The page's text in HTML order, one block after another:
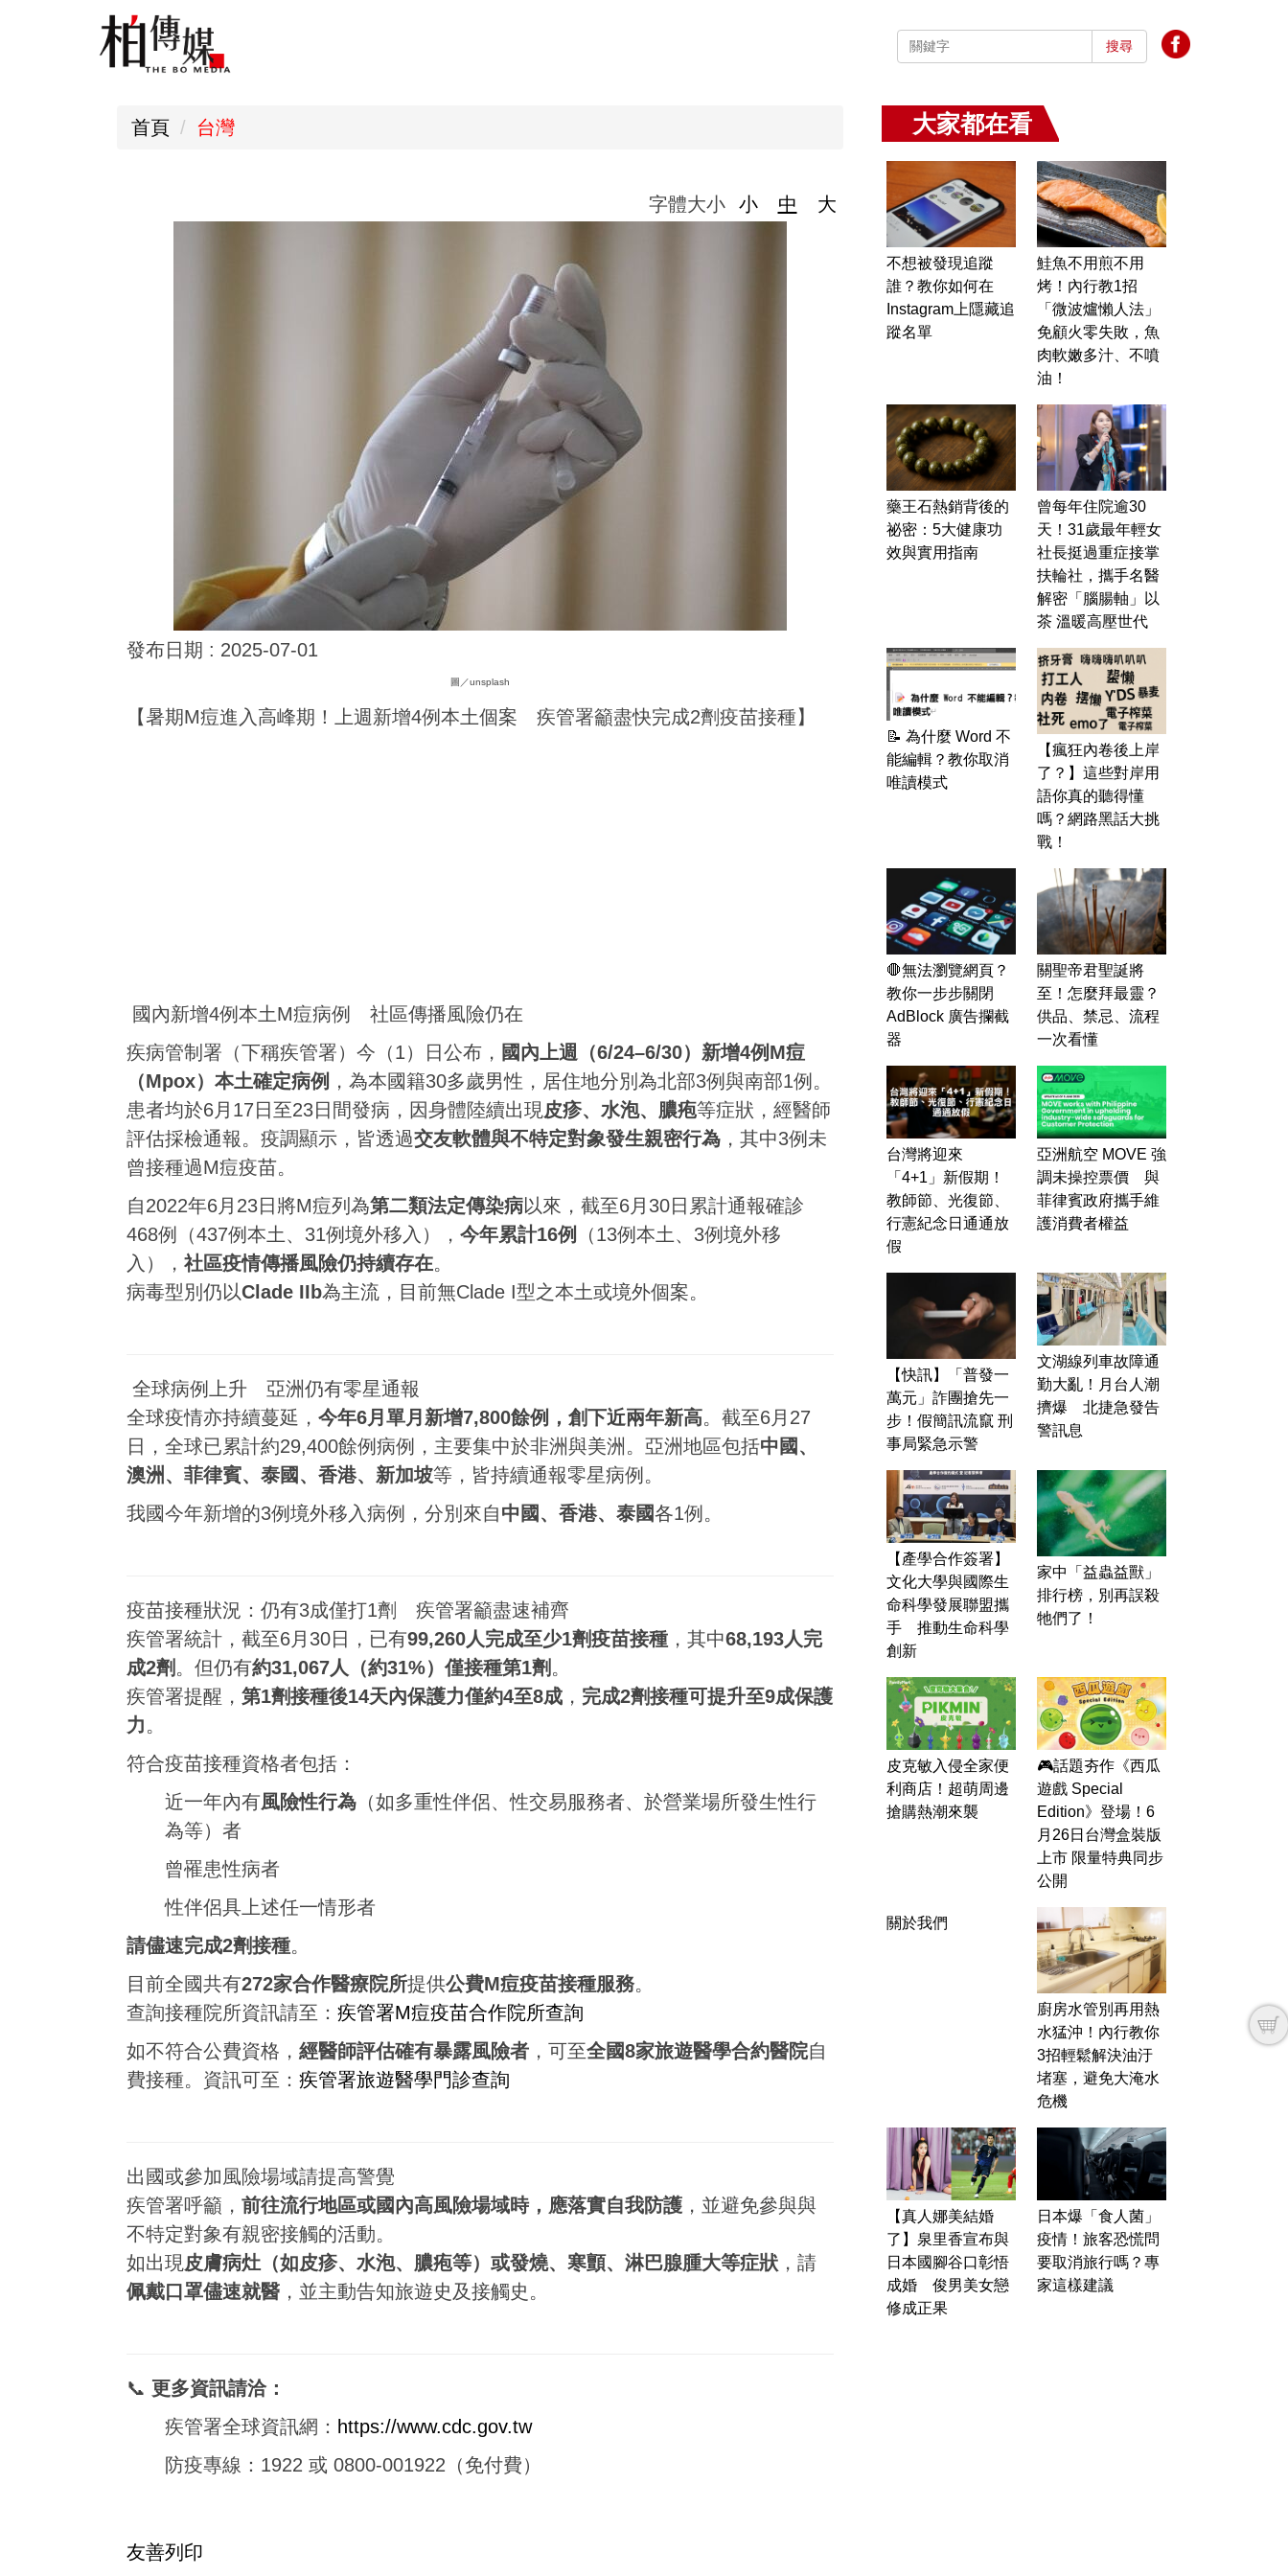
搜尋
首頁 台灣
字體大小 小 中 大
發布日期 : 2025-07-01
圖／unsplash
【暑期M痘進入高峰期！上週新增4例本土個案 疾管署籲盡快完成2劑疫苗接種】
國內新增4例本土M痘病例 社區傳播風險仍在
疾病管制署（下稱疾管署）今（1）日公布， 國內上週（6/24–6/30）新增4例M痘
（Mpox）本土確定病例 ，為本國籍30多歲男性，居住地分別為北部3例與南部1例。
患者均於6月17日至23日間發病，因身體陸續出現皮疹、水泡、膿疱等症狀，經醫師
評估採檢通報。疫調顯示，皆透過交友軟體與不特定對象發生親密行為 ，其中3例未
曾接種過M痘疫苗。
自2022年6月23日將M痘列為第二類法定傳染病以來，截至6月30日累計通報確診
468例（437例本土、31例境外移入）， 今年累計16例
（13例本土、3例境外移
入）， 社區疫情傳播風險仍持續存在。
病毒型別仍以Clade IIb為主流，目前無Clade I型之本土或境外個案。
全球病例上升 亞洲仍有零星通報
全球疫情亦持續蔓延， 今年6月單月新增7,800餘例，創下近兩年新高。截至6月27
日，全球已累計約29,400餘例病例，主要集中於非洲與美洲。亞洲地區包括中國、
澳洲、菲律賓、泰國、香港、新加坡等，皆持續通報零星病例。
我國今年新增的3例境外移入病例，分別來自中國、香港、泰國各1例。
疫苗接種狀況：仍有3成僅打1劑 疾管署籲盡速補齊
疾管署統計，截至6月30日，已有99,260人完成至少1劑疫苗接種 ，其中68,193人完
成2劑 。但仍有約31,067人（約31%）僅接種第1劑 。
疾管署提醒， 第1劑接種後14天內保護力僅約4至8成 ， 完成2劑接種可提升至9成保護
力。
符合疫苗接種資格者包括：
近一年內有風險性行為 （如多重性伴侶、性交易服務者、於營業場所發生性行
為等）者
曾罹患性病者
性伴侶具上述任一情形者
請儘速完成2劑接種。
目前全國共有272家合作醫療院所提供公費M痘疫苗接種服務。
查詢接種院所資訊請至： 疾管署M痘疫苗合作院所查詢
如不符合公費資格， 經醫師評估確有暴露風險者 ，可至全國8家旅遊醫學合約醫院自
費接種。資訊可至： 疾管署旅遊醫學門診查詢
出國或參加風險場域請提高警覺
疾管署呼籲， 前往流行地區或國內高風險場域時，應落實自我防護 ，並避免參與與
不特定對象有親密接觸的活動。
如出現皮膚病灶（如皮疹、水泡、膿疱等）或發燒、寒顫、淋巴腺腫大等症狀 ，請
佩戴口罩儘速就醫 ，並主動告知旅遊史及接觸史。
📞 更多資訊請洽：
疾管署全球資訊網： https://www.cdc.gov.tw
防疫專線：1922 或 0800-001922（免付費）
友善列印
大家都在看
不想被發現追蹤
誰？教你如何在
Instagram上隱藏追
蹤名單
鮭魚不用煎不用
烤！內行教1招
「微波爐懶人法」
免顧火零失敗，魚
肉軟嫩多汁、不噴
油！
藥王石熱銷背後的
祕密：5大健康功
效與實用指南
曾每年住院逾30
天！31歲最年輕女
社長挺過重症接掌
扶輪社，攜手名醫
解密「腦腸軸」以
茶 溫暖高壓世代
📝 為什麼 Word 不
能編輯？教你取消
唯讀模式
【瘋狂內卷後上岸
了？】這些對岸用
語你真的聽得懂
嗎？網路黑話大挑
戰！
🛑無法瀏覽網頁？
教你一步步關閉
AdBlock 廣告攔截
器
關聖帝君聖誕將
至！怎麼拜最靈？
供品、禁忌、流程
一次看懂
台灣將迎來
「4+1」新假期！
教師節、光復節、
行憲紀念日通通放
假
亞洲航空 MOVE 強
調未操控票價 與
菲律賓政府攜手維
護消費者權益
【快訊】「普發一
萬元」詐團搶先一
步！假簡訊流竄 刑
事局緊急示警
文湖線列車故障通
勤大亂！月台人潮
擠爆 北捷急發告
警訊息
【產學合作簽署】
文化大學與國際生
命科學發展聯盟攜
手 推動生命科學
創新
家中「益蟲益獸」
排行榜，別再誤殺
牠們了！
皮克敏入侵全家便
利商店！超萌周邊
搶購熱潮來襲
🎮話題夯作《西瓜
遊戲 Special
Edition》登場！6
月26日台灣盒裝版
上市 限量特典同步
公開
關於我們
廚房水管別再用熱
水猛沖！內行教你
3招輕鬆解決油汙
堵塞，避免大淹水
危機
【真人娜美結婚
了】泉里香宣布與
日本國腳谷口彰悟
成婚 俊男美女戀
修成正果
日本爆「食人菌」
疫情！旅客恐慌問
要取消旅行嗎？專
家這樣建議